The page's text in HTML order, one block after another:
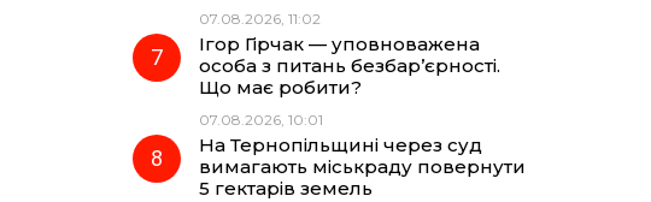
07.08.2026, 11:02
Ігор Гірчак — уповноважена
особа з питань безбар’єрності.
Що має робити?
07.08.2026, 10:01
На Тернопільщині через суд
вимагають міськраду повернути
5 гектарів земель